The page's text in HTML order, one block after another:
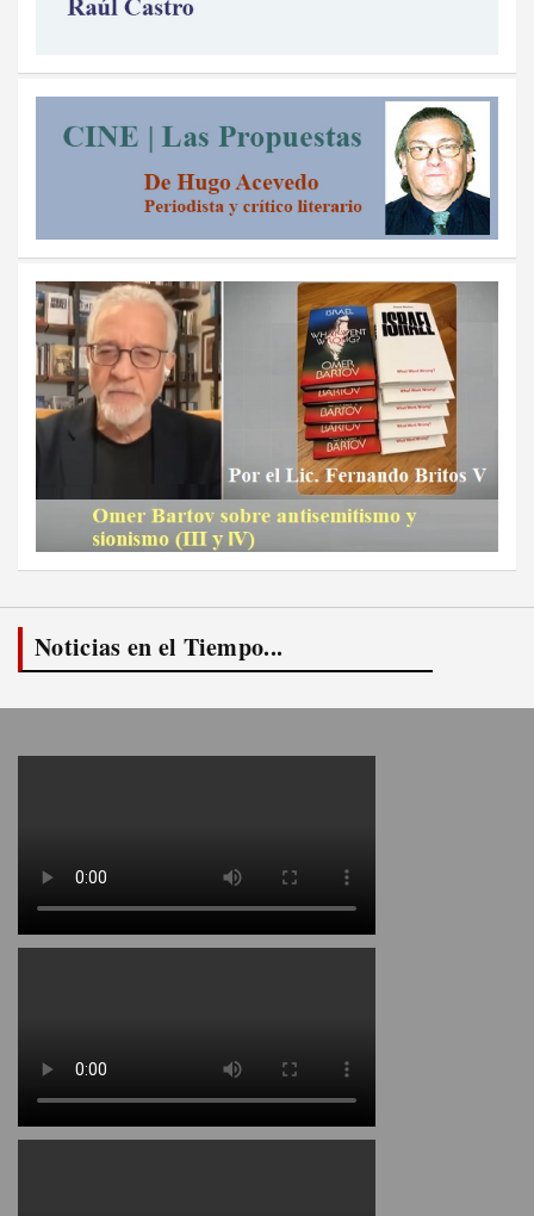
Noticias en el Tiempo...